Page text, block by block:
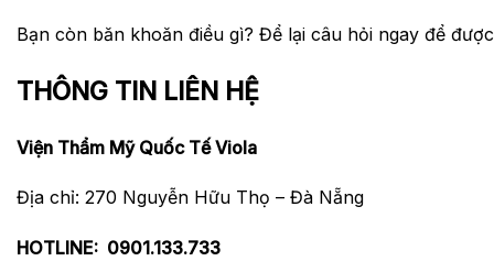
Bạn còn băn khoăn điều gì? Để lại câu hỏi ngay để
THÔNG TIN LIÊN HỆ
Viện Thẩm Mỹ Quốc Tế Viola
Địa chỉ: 270 Nguyễn Hữu Thọ – Đà Nẵng
HOTLINE: 0901.133.733